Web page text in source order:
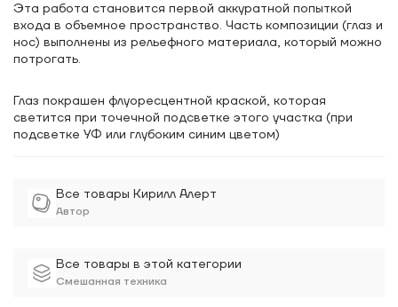
Все товары Кирилл Алерт
Автор
Все товары в этой категории
Смешанная техника
Эта работа становится первой аккуратной попыткой
входа в объемное пространство. Часть композиции (глаз и
нос) выполнены из рельефного материала, который можно
потрогать.
Глаз покрашен флуоресцентной краской, которая
светится при точечной подсветке этого участка (при
подсветке УФ или глубоким синим цветом)